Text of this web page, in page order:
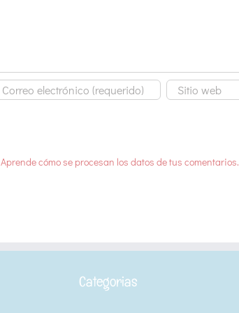
Aprende cómo se procesan los datos de tus comentarios.
Categorias